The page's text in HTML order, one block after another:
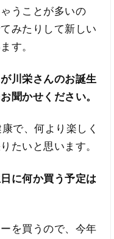
うことが多いの
みたりして新しい
す。
川栄さんのお誕生
聞かせください。
で、何より楽しく
たいと思います。
に何か買う予定は
を買うので、今年